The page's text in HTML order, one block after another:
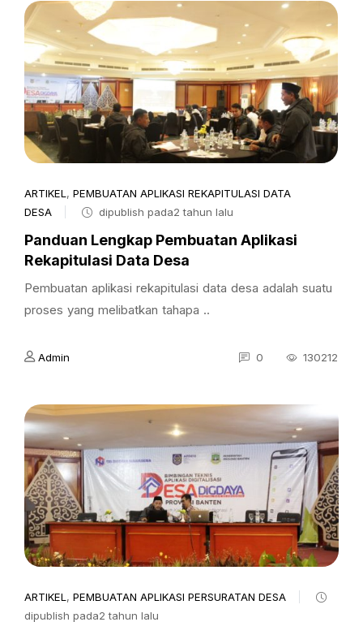
ARTIKEL , PEMBUATAN APLIKASI REKAPITULASI DATA
DESA
dipublish pada2 tahun lalu
Panduan Lengkap Pembuatan Aplikasi
Rekapitulasi Data Desa
Pembuatan aplikasi rekapitulasi data desa adalah suatu
proses yang melibatkan tahapa ..
Admin 0 130212
ARTIKEL , PEMBUATAN APLIKASI PERSURATAN DESA
dipublish pada2 tahun lalu